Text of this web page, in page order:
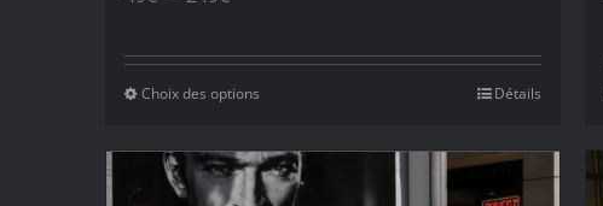
prix :
à
Choix des options Détails